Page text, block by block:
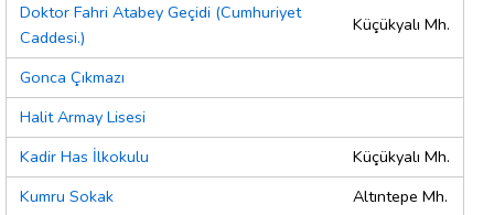
Doktor Fahri Atabey Geçidi (Cumhuriyet
Caddesi.)
Küçükyalı Mh.
Gonca Çıkmazı
Halit Armay Lisesi
Kadir Has İlkokulu
Küçükyalı Mh.
Kumru Sokak
Altıntepe Mh.